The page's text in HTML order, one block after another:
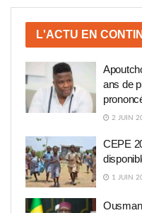
L'ACTU EN
ans de
2 JUIN
CEPE
1 JUIN